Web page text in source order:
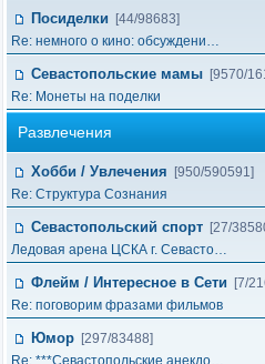
Посиделки
[44/98683]
Re: немного о кино: обсуждени…
Севастопольские мамы [9570/
Re: Монеты на поделки
Развлечения
Хобби / Увлечения
[950/590591]
Re: Структура Сознания
Севастопольский спорт [27/
Ледовая арена ЦСКА г. Севасто…
Флейм / Интересное в Cети
[7/
Re: поговорим фразами фильмов
Юмор [297/83488]
Re: ***Севастопольские анекдо…